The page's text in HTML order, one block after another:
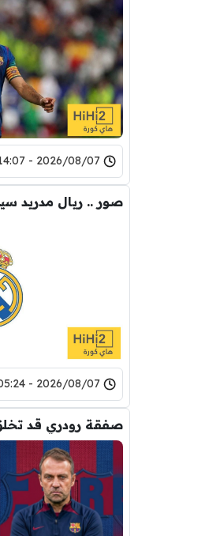
2026/08/07 - 14:07
2026/08/07 - 05:24